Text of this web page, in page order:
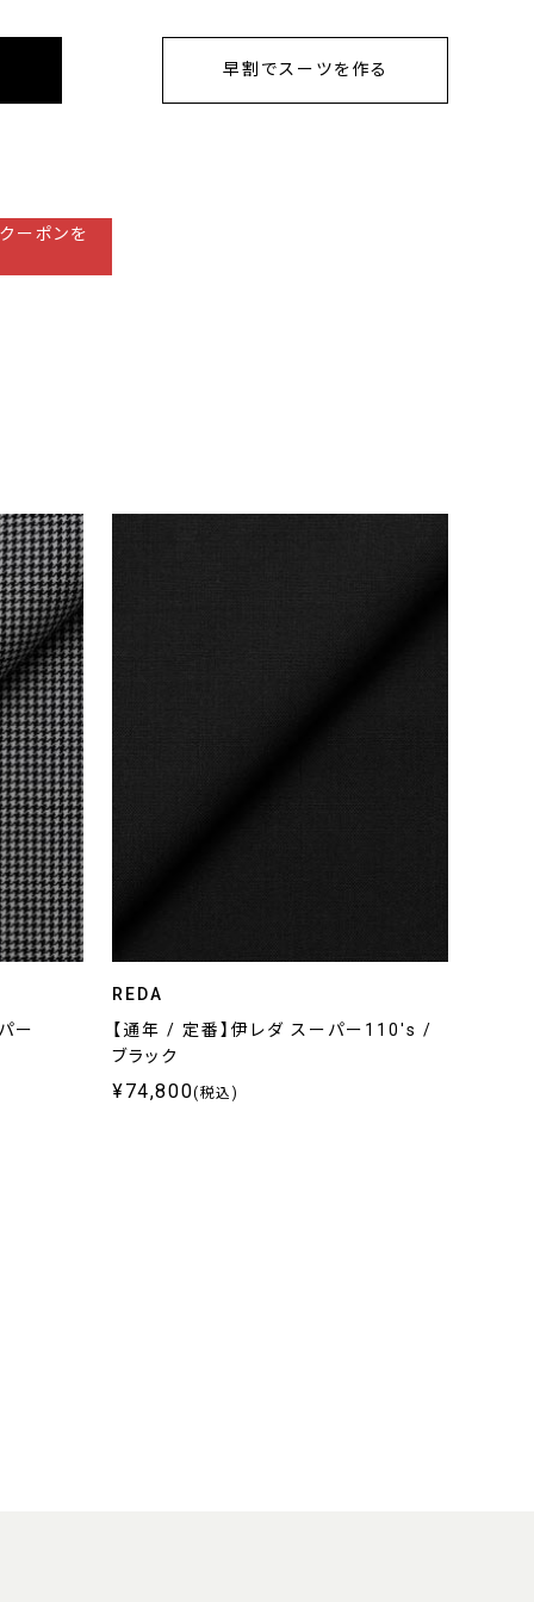
早割でスーツを作る
ーポンを
ー
REDA
【通年 / 定番】伊レダ スーパー110's /
ブラック
¥74,800(税込)